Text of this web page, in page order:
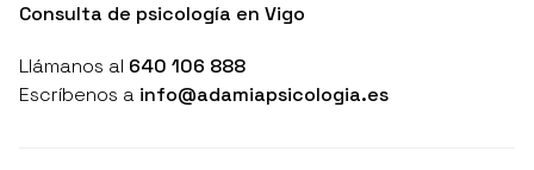
Consulta de psicología en Vigo
Llámanos al 640 106 888
Escríbenos a info@adamiapsicologia.es